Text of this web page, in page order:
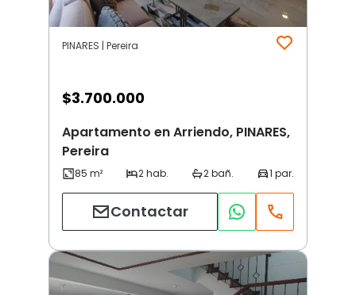
PINARES | Pereira
$3.700.000
Apartamento en Arriendo, PINARES,
Pereira
Contactar